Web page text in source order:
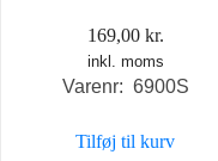
169,00 kr.
inkl. moms
Varenr: 6900S
Tilføj til kurv